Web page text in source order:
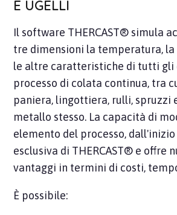
E UGELLI
Il software THERCAST® simula
tre dimensioni la temperatura,
le altre caratteristiche di tutti gli
processo di colata continua, tra
paniera, lingottiera, rulli, spruzzi
metallo stesso. La capacità di
elemento del processo, dall'inizio
esclusiva di THERCAST® e offre
vantaggi in termini di costi,
È possibile: